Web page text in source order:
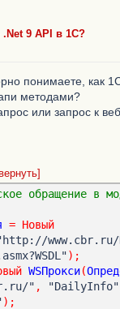
.Net 9 API в 1С?
понимаете, как
методами?
или запрос к
обращение в
= Новый
www.cbr.ru/
);
WSПрокси(
" , "DailyInfo"
);